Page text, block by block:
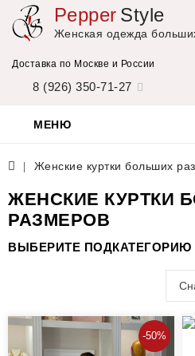
Pepper Style
Женская одежда
Доставка по Москве и России
8 (926) 350-71-27
МЕНЮ
Женские куртки больших
ЖЕНСКИЕ КУРТКИ
РАЗМЕРОВ
ВЫБЕРИТЕ ПОДКАТЕГОРИЮ
-50%